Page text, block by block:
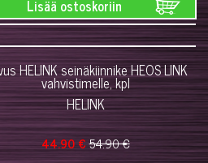
Lisää ostoskoriin
HELINK seinäkiinnike HEOS LINK
vahvistimelle, kpl
HELINK
44.90 €54.90 €